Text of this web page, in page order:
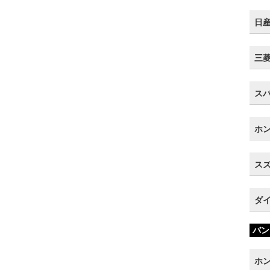
日
三
ス
ホ
ス
ダ
バ
ホ